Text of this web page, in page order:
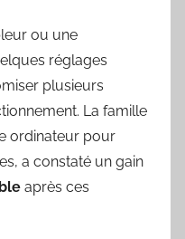
ou une
réglages
plusieurs
La famille
ordinateur pour
a constaté un gain
après ces